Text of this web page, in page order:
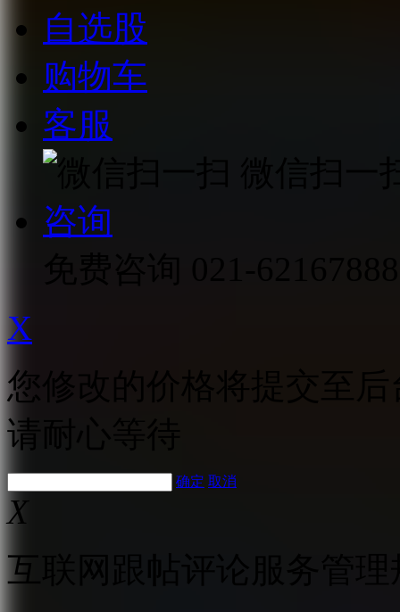
自选股
购物车
客服
咨询
X
您修改的价格将提交至
请耐心等待
确定 取消
X
互联网跟帖评论服务管理